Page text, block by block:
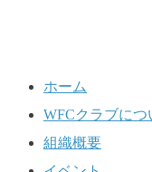
ホーム
WFCクラブにつ
組織概要